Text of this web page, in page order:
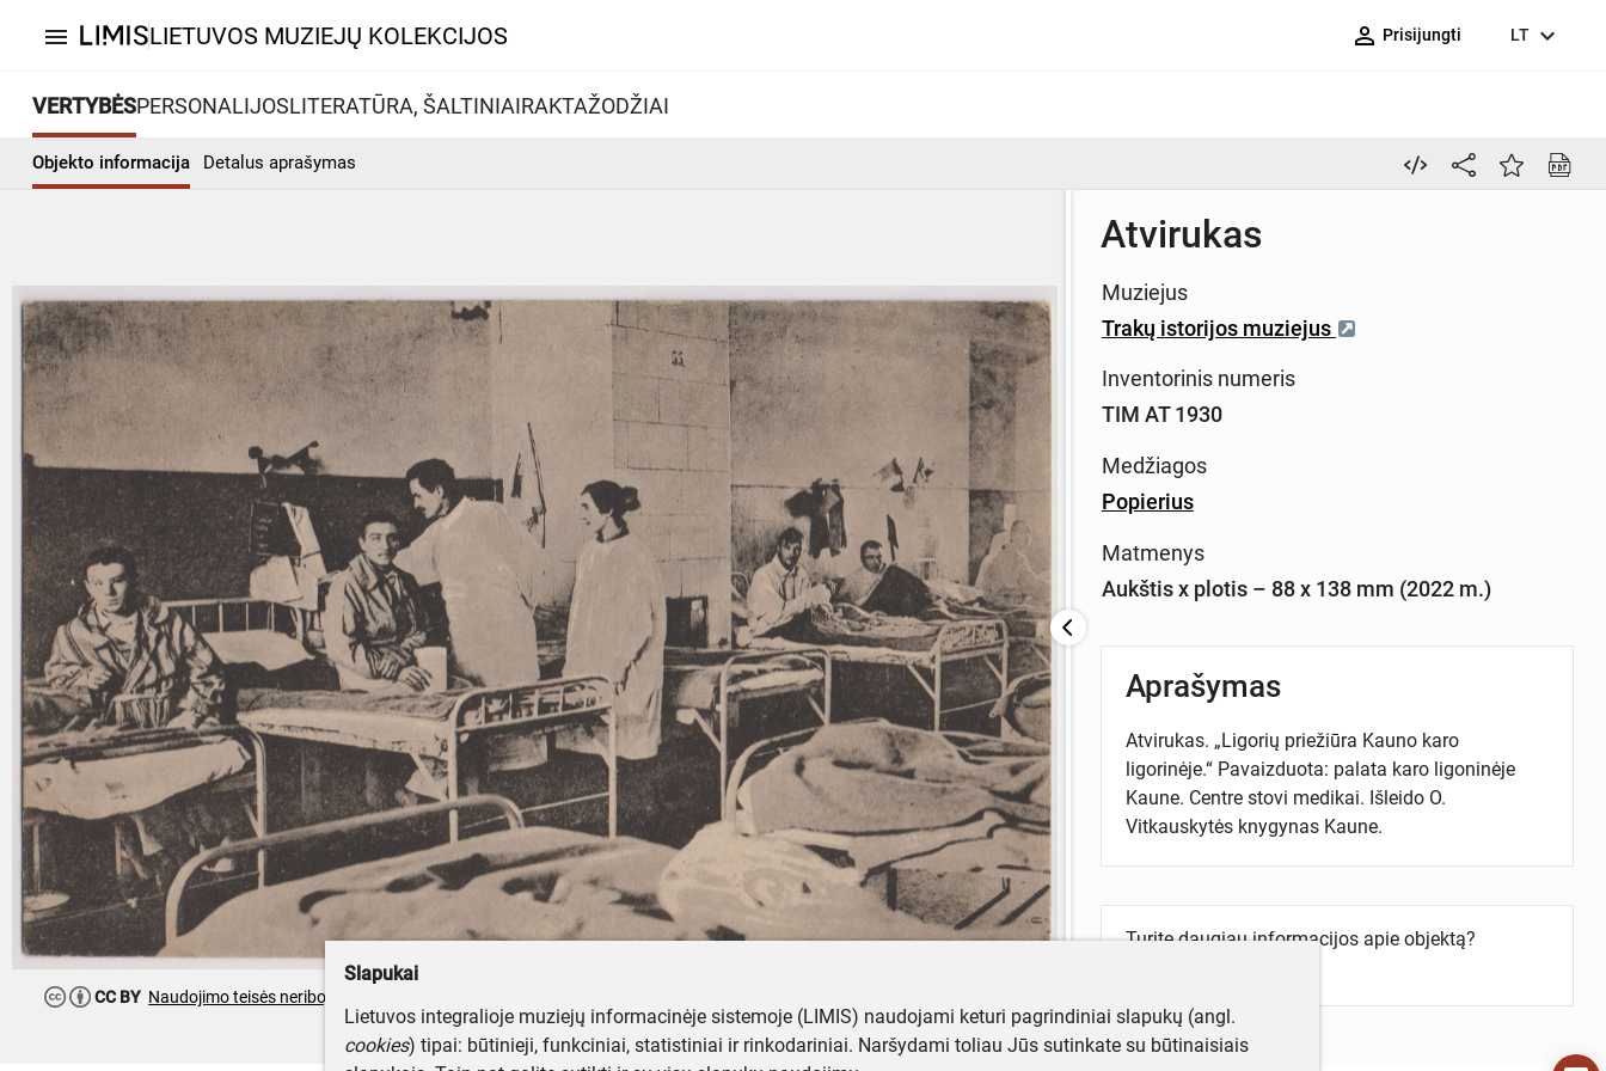
menu LIETUVOS MUZIEJŲ KOLEKCIJOS person_outline Prisijungti LT expand_more
VERTYBĖSPERSONALIJOSLITERATŪRA, ŠALTINIAIRAKTAŽODŽIAI
Objekto informacija Detalus aprašymas
CC BY Naudojimo teisės neribojamos
Atvirukas
Muziejus
Trakų istorijos muziejus
Inventorinis numeris
TIM AT 1930
Medžiagos
Popierius
Matmenys
Aukštis x plotis – 88 x 138 mm (2022 m.)
Aprašymas
Atvirukas. „Ligorių priežiūra Kauno karo
ligorinėje.“ Pavaizduota: palata karo ligoninėje
Kaune. Centre stovi medikai. Išleido O.
Vitkauskytės knygynas Kaune.
Turite daugiau informacijos apie objektą?
Slapukai
Lietuvos integralioje muziejų informacinėje sistemoje (LIMIS) naudojami keturi pagrindiniai slapukų (angl.
cookies) tipai: būtinieji, funkciniai, statistiniai ir rinkodariniai. Naršydami toliau Jūs sutinkate su būtinaisiais